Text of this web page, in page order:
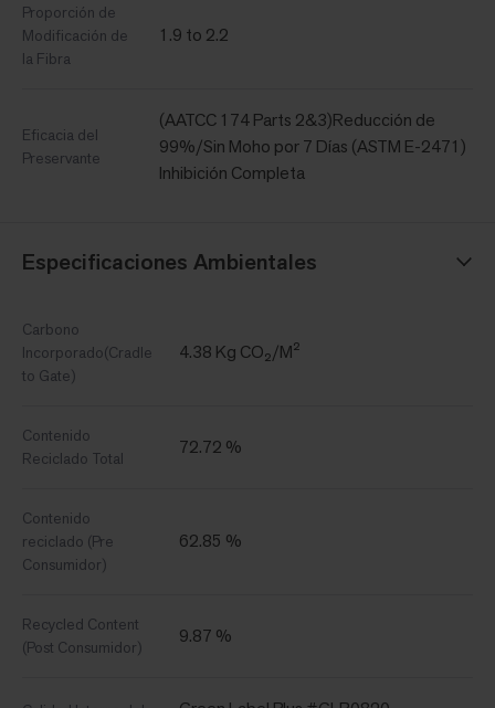
Proporción de
Modificación de
la Fibra
1.9 to 2.2
Eficacia del
Preservante
(AATCC 174 Parts 2&3)Reducción de
99%/Sin Moho por 7 Días (ASTM E-2471)
Inhibición Completa
Especificaciones Ambientales
Carbono
Incorporado(Cradle
to Gate)
4.38 Kg CO₂/M²
Contenido
Reciclado Total
72.72 %
Contenido
reciclado (Pre
Consumidor)
62.85 %
Recycled Content
(Post Consumidor)
9.87 %